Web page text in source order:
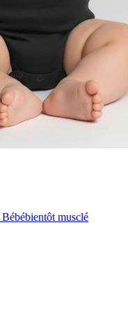
bientôt musclé